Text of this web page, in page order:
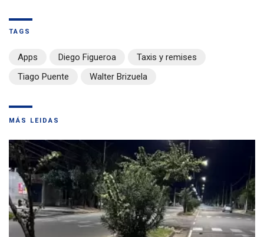
TAGS
Apps Diego Figueroa
Taxis y remises
Tiago Puente
Walter Brizuela
MÁS LEIDAS